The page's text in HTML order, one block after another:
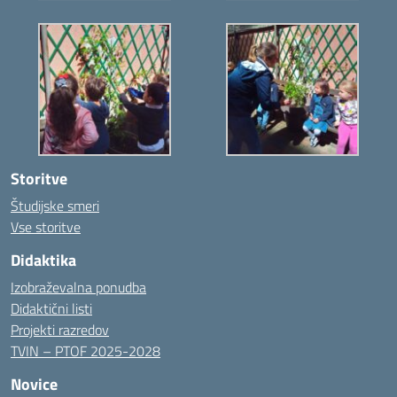
Storitve
Študijske smeri
Vse storitve
Didaktika
Izobraževalna ponudba
Didaktični listi
Projekti razredov
TVIN – PTOF 2025-2028
Novice